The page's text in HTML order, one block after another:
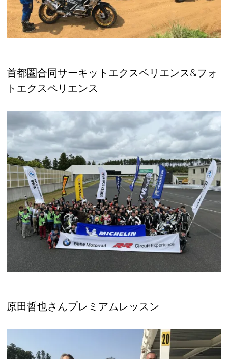
首都圏合同サーキットエクスペリエンス&フォ
トエクスペリエンス
原田哲也さんプレミアムレッスン